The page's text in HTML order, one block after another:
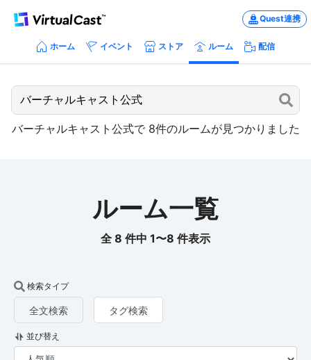
Quest連携
ホーム イベント ストア ルーム 配信
バーチャルキャスト公式で 8件のルームが見つかりました
ルーム一覧
全 8 件中 1〜8 件表示
検索タイプ
全文検索 タグ検索
並び替え